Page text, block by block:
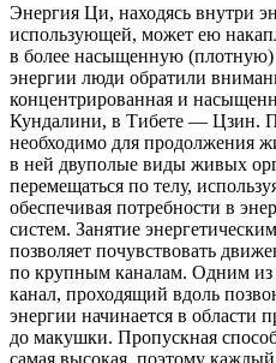
Энергия Ци, находясь внутри
использующей, может ею
в более насыщенную (плотную)
энергии люди обратили
концентрированная и
Кундалини, в Тибете — Цзин.
необходимо для продолжения
в ней двуполые виды живых
перемещаться по телу,
обеспечивая потребности в
систем. Занятие
позволяет почувствовать
по крупным каналам. Одним из
канал, проходящий вдоль
энергии начинается в области
до макушки. Пропускная
самая высокая, поэтому